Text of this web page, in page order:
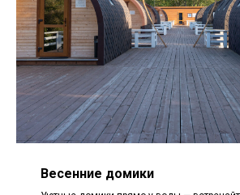
Весенние домики